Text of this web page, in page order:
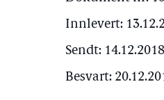
Innlevert:
Sendt: 14.12.2018
Besvart: